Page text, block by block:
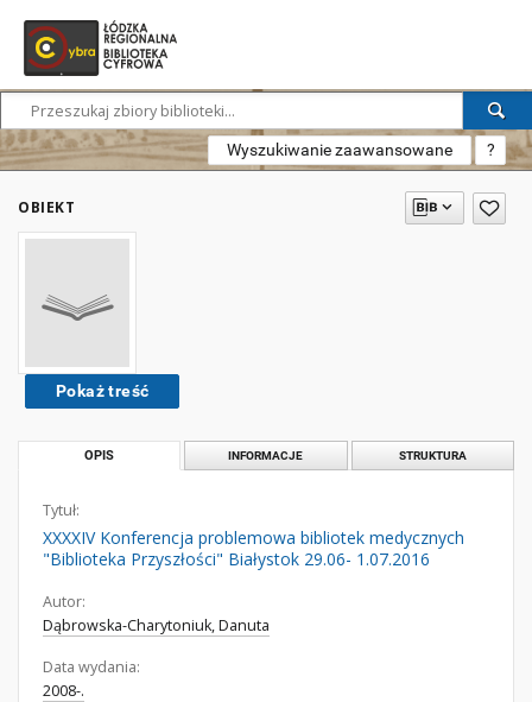
Wyszukiwanie zaawansowane ?
OBIEKT
Pokaż treść
OPIS INFORMACJE STRUKTURA
Tytuł:
XXXXIV Konferencja problemowa bibliotek medycznych
"Biblioteka Przyszłości" Białystok 29.06- 1.07.2016
Autor:
Dąbrowska-Charytoniuk, Danuta
Data wydania:
2008-.